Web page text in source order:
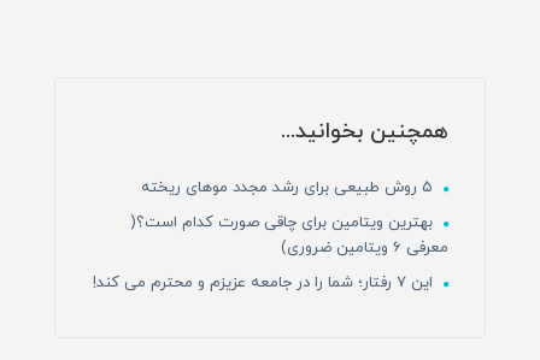
همچنین بخوانید...
بهترین ویتامین برای چاقی صورت کدام است؟(
معرفی 6 ویتامین ضروری)
این ۷ رفتار؛ شما را در جامعه عزیزم و محترم می کند!